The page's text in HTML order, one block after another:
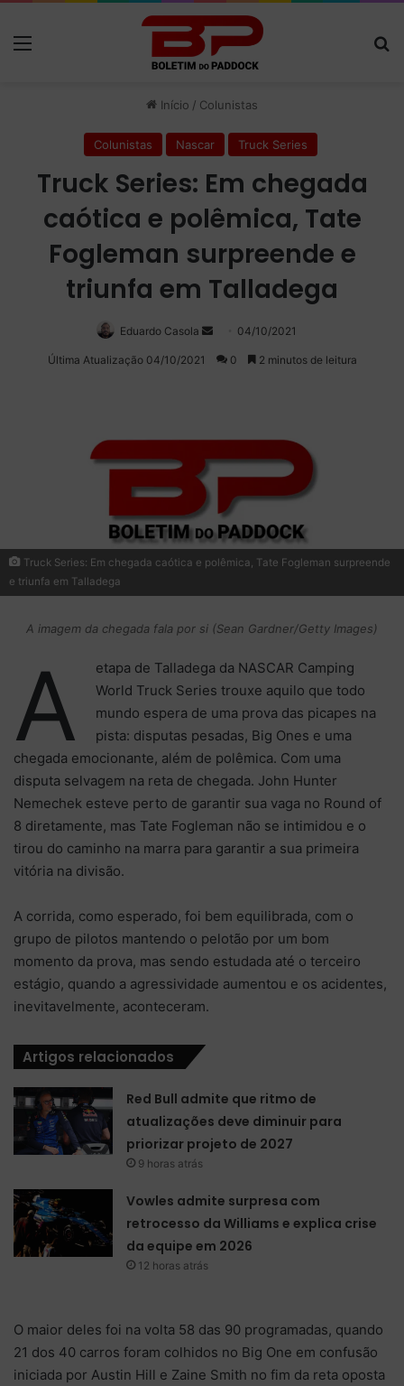
Início / Colunistas
Colunistas Nascar Truck Series
Truck Series: Em chegada
caótica e polêmica, Tate
Fogleman surpreende e
triunfa em Talladega
Eduardo Casola
Mande
um
04/10/2021
Última Atualização 04/10/2021 0 2 minutos de leitura
Truck Series: Em chegada caótica e polêmica, Tate Fogleman surpreende
e triunfa em Talladega
A imagem da chegada fala por si (Sean Gardner/Getty Images)
A
etapa de Talladega da NASCAR Camping
World Truck Series trouxe aquilo que todo
mundo espera de uma prova das picapes na
pista: disputas pesadas, Big Ones e uma
chegada emocionante, além de polêmica. Com uma
disputa selvagem na reta de chegada. John Hunter
Nemechek esteve perto de garantir sua vaga no Round of
8 diretamente, mas Tate Fogleman não se intimidou e o
tirou do caminho na marra para garantir a sua primeira
vitória na divisão.
A corrida, como esperado, foi bem equilibrada, com o
grupo de pilotos mantendo o pelotão por um bom
momento da prova, mas sendo estudada até o terceiro
estágio, quando a agressividade aumentou e os acidentes,
inevitavelmente, aconteceram.
Artigos relacionados
Red Bull admite que ritmo de
atualizações deve diminuir para
priorizar projeto de 2027
9 horas atrás
Vowles admite surpresa com
retrocesso da Williams e explica crise
da equipe em 2026
12 horas atrás
O maior deles foi na volta 58 das 90 programadas, quando
21 dos 40 carros foram colhidos no Big One em confusão
iniciada por Austin Hill e Zaine Smith no fim da reta oposta